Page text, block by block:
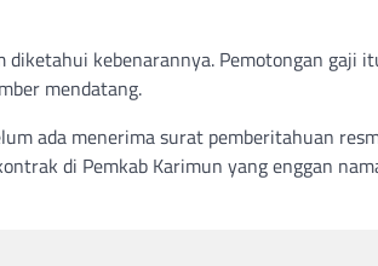
kebenarannya. Pemotongan gaji
mendatang.
ada menerima surat pemberitahuan
di Pemkab Karimun yang enggan